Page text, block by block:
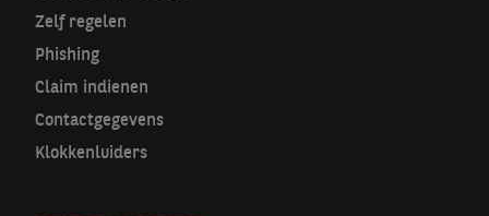
Zelf regelen
Phishing
Claim indienen
Contactgegevens
Klokkenluiders